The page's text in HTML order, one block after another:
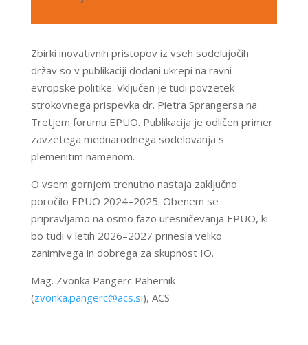
Zbirki inovativnih pristopov iz vseh sodelujočih
držav so v publikaciji dodani ukrepi na ravni
evropske politike. Vključen je tudi povzetek
strokovnega prispevka dr. Pietra Sprangersa na
Tretjem forumu EPUO. Publikacija je odličen primer
zavzetega mednarodnega sodelovanja s
plemenitim namenom.
O vsem gornjem trenutno nastaja zaključno
poročilo EPUO 2024–2025. Obenem se
pripravljamo na osmo fazo uresničevanja EPUO, ki
bo tudi v letih 2026–2027 prinesla veliko
zanimivega in dobrega za skupnost IO.
Mag. Zvonka Pangerc Pahernik
(zvonka.pangerc@acs.si), ACS